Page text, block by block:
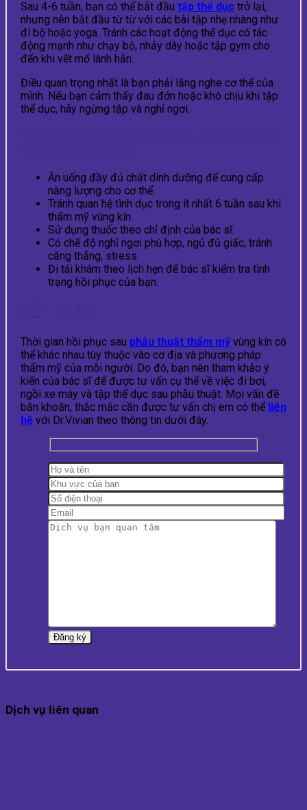
Sau 4-6 tuần, bạn có thể bắt đầu tập thể dục trở lại,
nhưng nên bắt đầu từ từ với các bài tập nhẹ nhàng như
đi bộ hoặc yoga. Tránh các hoạt động thể dục có tác
động mạnh như chạy bộ, nhảy dây hoặc tập gym cho
đến khi vết mổ lành hẳn.
Điều quan trọng nhất là bạn phải lắng nghe cơ thể của
mình. Nếu bạn cảm thấy đau đớn hoặc khó chịu khi tập
thể dục, hãy ngừng tập và nghỉ ngơi.
Ăn uống đầy đủ chất dinh dưỡng để cung cấp
năng lượng cho cơ thể.
Tránh quan hệ tình dục trong ít nhất 6 tuần sau khi
thẩm mỹ vùng kín.
Sử dụng thuốc theo chỉ định của bác sĩ.
Có chế độ nghỉ ngơi phù hợp, ngủ đủ giấc, tránh
căng thẳng, stress.
Đi tái khám theo lịch hẹn để bác sĩ kiểm tra tình
trạng hồi phục của bạn.
Thời gian hồi phục sau phẫu thuật thẩm mỹ vùng kín có
thể khác nhau tùy thuộc vào cơ địa và phương pháp
thẩm mỹ của mỗi người. Do đó, bạn nên tham khảo ý
kiến của bác sĩ để được tư vấn cụ thể về việc đi bơi,
ngồi xe máy và tập thể dục sau phẫu thuật. Mọi vấn đề
băn khoăn, thắc mắc cần được tư vấn chị em có thể liên
hệ với Dr.Vivian theo thông tin dưới đây.
Dịch vụ liên quan